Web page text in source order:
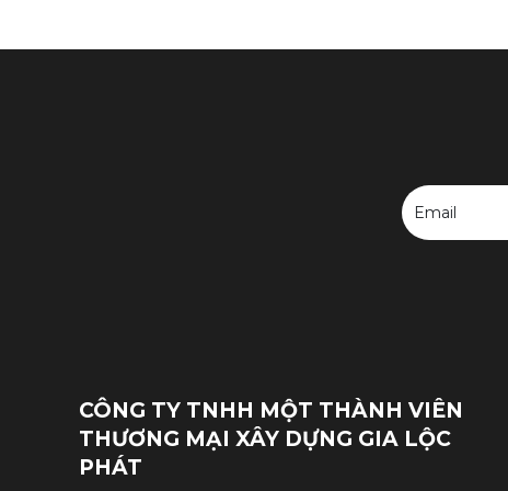
Email
CÔNG TY TNHH MỘT THÀNH VIÊN
THƯƠNG MẠI XÂY DỰNG GIA LỘC
PHÁT